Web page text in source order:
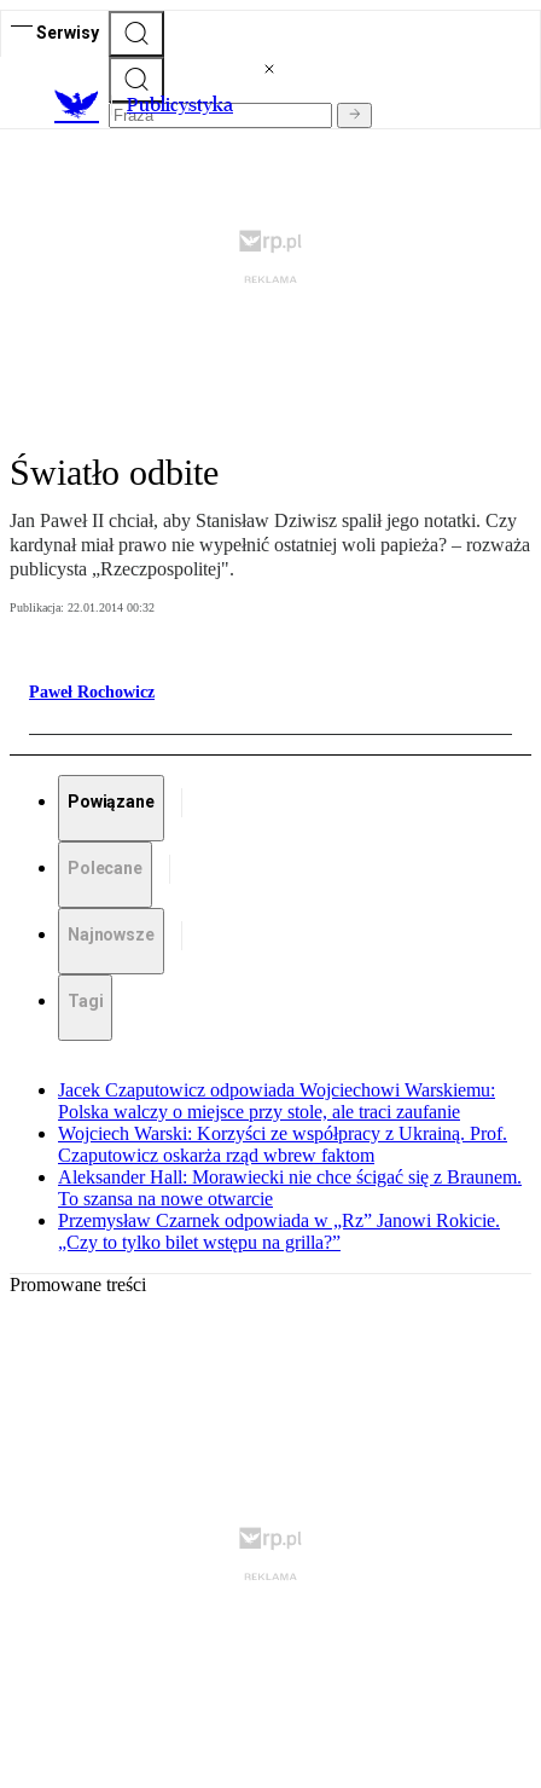
Serwisy
Publicystyka
Światło odbite
Jan Paweł II chciał, aby Stanisław Dziwisz spalił jego notatki. Czy
kardynał miał prawo nie wypełnić ostatniej woli papieża? – rozważa
publicysta „Rzeczpospolitej".
Publikacja: 22.01.2014 00:32
Paweł Rochowicz
Powiązane
Polecane
Najnowsze
Tagi
Jacek Czaputowicz odpowiada Wojciechowi Warskiemu:
Polska walczy o miejsce przy stole, ale traci zaufanie
Wojciech Warski: Korzyści ze współpracy z Ukrainą. Prof.
Czaputowicz oskarża rząd wbrew faktom
Aleksander Hall: Morawiecki nie chce ścigać się z Braunem.
To szansa na nowe otwarcie
Przemysław Czarnek odpowiada w „Rz” Janowi Rokicie.
„Czy to tylko bilet wstępu na grilla?”
Promowane treści